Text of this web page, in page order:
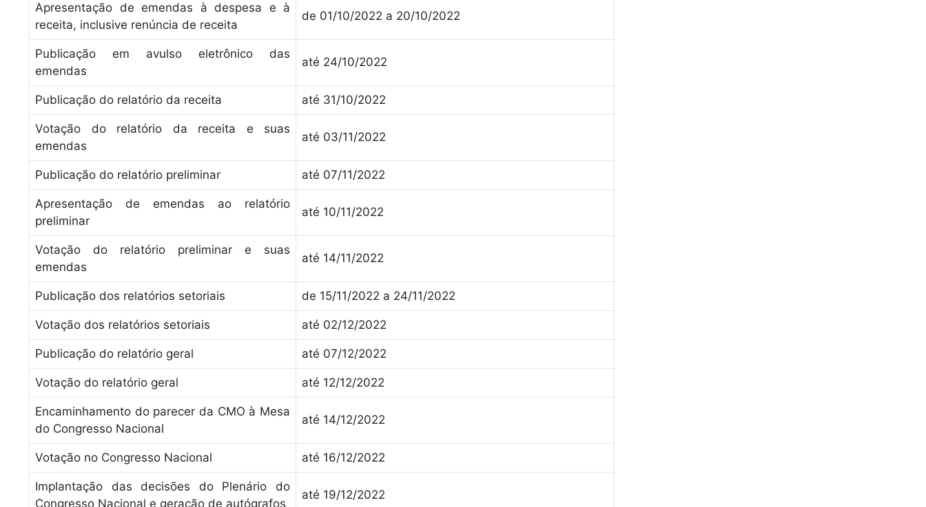
Apresentação de emendas à despesa e à
receita, inclusive renúncia de receita
de 01/10/2022 a 20/10/2022
Publicação em avulso eletrônico das
emendas
até 24/10/2022
Publicação do relatório da receita até 31/10/2022
Votação do relatório da receita e suas
emendas
até 03/11/2022
Publicação do relatório preliminar até 07/11/2022
Apresentação de emendas ao relatório
preliminar
até 10/11/2022
Votação do relatório preliminar e suas
emendas
até 14/11/2022
Publicação dos relatórios setoriais de 15/11/2022 a 24/11/2022
Votação dos relatórios setoriais até 02/12/2022
Publicação do relatório geral até 07/12/2022
Votação do relatório geral até 12/12/2022
Encaminhamento do parecer da CMO à Mesa
do Congresso Nacional
até 14/12/2022
Votação no Congresso Nacional até 16/12/2022
Implantação das decisões do Plenário do
Congresso Nacional e geração de autógrafos
até 19/12/2022